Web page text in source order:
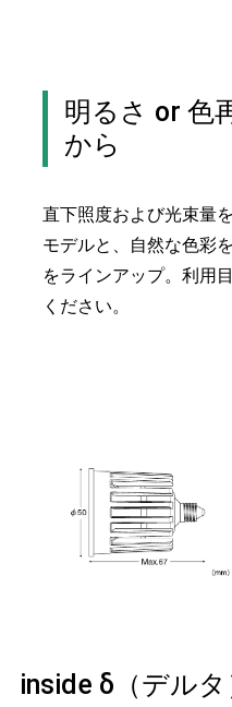
明るさ or 色
から
直下照度および光束量
モデルと、自然な色彩
をラインアップ。利用
ください。
inside δ（デル